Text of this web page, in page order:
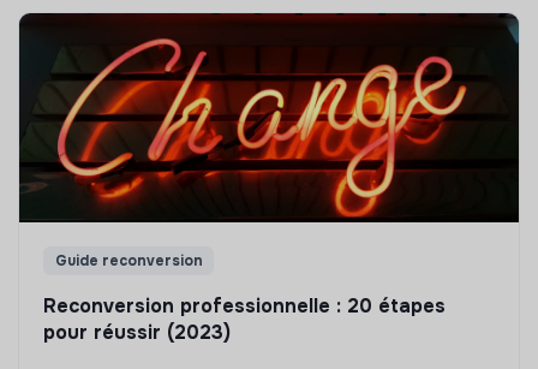
Guide reconversion
Reconversion professionnelle : 20 étapes
pour réussir (2023)